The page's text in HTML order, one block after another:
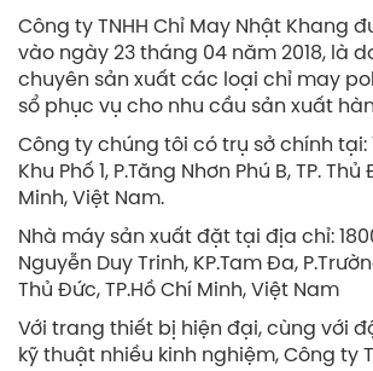
Công ty TNHH Chỉ May Nhật Khang
vào ngày 23 tháng 04 năm 2018, là
chuyên sản xuất các loại chỉ may
sổ phục vụ cho nhu cầu sản xuất
Công ty chúng tôi có trụ sở chính tại:
Khu Phố 1, P.Tăng Nhơn Phú B, TP. Thủ
Minh, Việt Nam.
Nhà máy sản xuất đặt tại địa chỉ:
Nguyễn Duy Trinh, KP.Tam Đa,
Thủ Đức, TP.Hồ Chí Minh, Việt Nam
Với trang thiết bị hiện đại, cùng với
kỹ thuật nhiều kinh nghiệm, Công ty